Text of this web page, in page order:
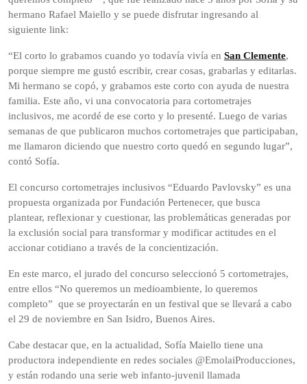
hermano Rafael Maiello y se puede disfrutar ingresando al
siguiente link:
“El corto lo grabamos cuando yo todavía vivía en San Clemente,
porque siempre me gustó escribir, crear cosas, grabarlas y editarlas.
Mi hermano se copó, y grabamos este corto con ayuda de nuestra
familia. Este año, vi una convocatoria para cortometrajes
inclusivos, me acordé de ese corto y lo presenté. Luego de varias
semanas de que publicaron muchos cortometrajes que participaban,
me llamaron diciendo que nuestro corto quedó en segundo lugar”,
contó Sofía.
El concurso cortometrajes inclusivos “Eduardo Pavlovsky” es una
propuesta organizada por Fundación Pertenecer, que busca
plantear, reflexionar y cuestionar, las problemáticas generadas por
la exclusión social para transformar y modificar actitudes en el
accionar cotidiano a través de la concientización.
En este marco, el jurado del concurso seleccionó 5 cortometrajes,
entre ellos “No queremos un medioambiente, lo queremos
completo” que se proyectarán en un festival que se llevará a cabo
el 29 de noviembre en San Isidro, Buenos Aires.
Cabe destacar que, en la actualidad, Sofía Maiello tiene una
productora independiente en redes sociales @EmolaiProducciones,
y están rodando una serie web infanto-juvenil llamada